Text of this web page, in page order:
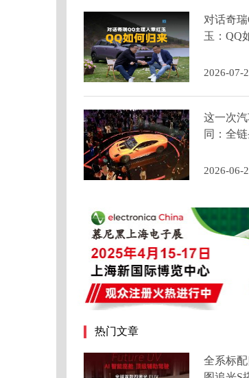
对话奇
玉：QQ
2026-07-
这一次
同：全
2026-06-
热门文章
全系标